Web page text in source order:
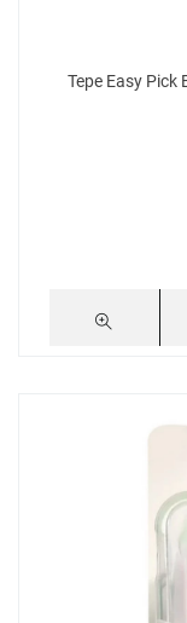
Tepe Easy Pick